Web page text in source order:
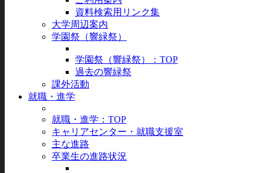
資料検索用リンク集
大学周辺案内
学園祭（響緑祭）
学園祭（響緑祭）：TOP
過去の響緑祭
課外活動
就職・進学
就職・進学：TOP
キャリアセンター・就職支援室
主な進路
卒業生の進路状況